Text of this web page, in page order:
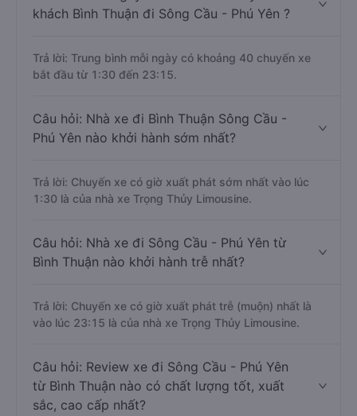
Thuận có chiều dài khoảng 429 km.
Câu hỏi: Mỗi ngày có bao nhiêu chuyến xe
khách Bình Thuận đi Sông Cầu - Phú Yên ?
Trả lời: Trung bình mỗi ngày có khoảng 40 chuyến xe
bắt đầu từ 1:30 đến 23:15.
Câu hỏi: Nhà xe đi Bình Thuận Sông Cầu -
Phú Yên nào khởi hành sớm nhất?
Trả lời: Chuyến xe có giờ xuất phát sớm nhất vào lúc
1:30 là của nhà xe Trọng Thủy Limousine.
Câu hỏi: Nhà xe đi Sông Cầu - Phú Yên từ
Bình Thuận nào khởi hành trễ nhất?
Trả lời: Chuyến xe có giờ xuất phát trễ (muộn) nhất là
vào lúc 23:15 là của nhà xe Trọng Thủy Limousine.